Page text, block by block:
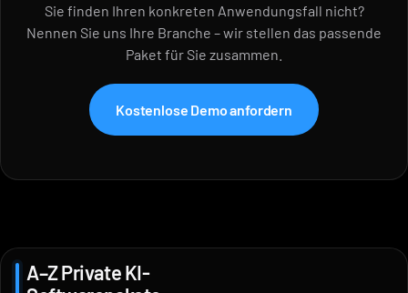
Sie finden Ihren konkreten Anwendungsfall nicht?
Nennen Sie uns Ihre Branche – wir stellen das passende
Paket für Sie zusammen.
Kostenlose Demo anfordern
A–Z Private KI-